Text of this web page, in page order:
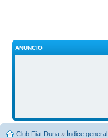
ANUNCIO
Club Fiat Duna » Índice general